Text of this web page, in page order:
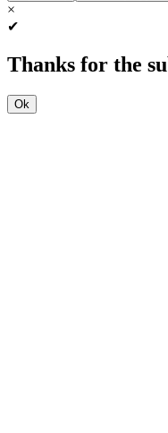
×
✔
Thanks for the
Ok